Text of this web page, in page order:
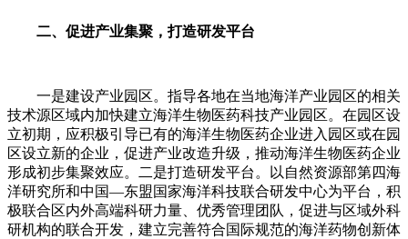
二、促进产业集聚，打造研发平台
一是建设产业园区。指导各地在当地海洋产业园区的相关
技术源区域内加快建立海洋生物医药科技产业园区。在园区设
立初期，应积极引导已有的海洋生物医药企业进入园区或在园
区设立新的企业，促进产业改造升级，推动海洋生物医药企业
形成初步集聚效应。二是打造研发平台。以自然资源部第四海
洋研究所和中国—东盟国家海洋科技联合研发中心为平台，积
极联合区内外高端科研力量、优秀管理团队，促进与区域外科
研机构的联合开发，建立完善符合国际规范的海洋药物创新体